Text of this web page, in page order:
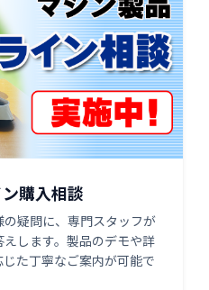
購入相談
疑問に、専門スタッフが
します。製品のデモや詳
た丁寧なご案内が可能で